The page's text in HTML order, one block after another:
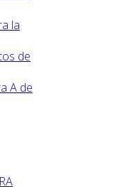
la
de
A de